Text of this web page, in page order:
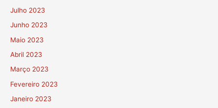
Julho 2023
Junho 2023
Maio 2023
Abril 2023
Março 2023
Fevereiro 2023
Janeiro 2023